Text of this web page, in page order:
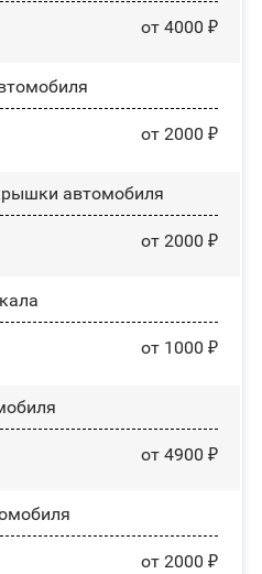
от 4000 ₽
от 2000 ₽
автомобиля
от 2000 ₽
от 1000 ₽
от 4900 ₽
от 2000 ₽